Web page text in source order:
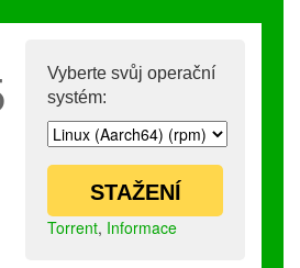
Vyberte svůj operační
systém:
STAŽENÍ
Torrent, Informace